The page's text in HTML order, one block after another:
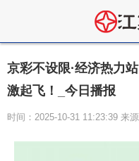
京彩不设限·经济热力
激起飞！_今日播报
时间：2025-10-31 11:23:39 来